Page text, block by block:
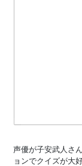
声優が子安武人さ
ョンでクイズが大